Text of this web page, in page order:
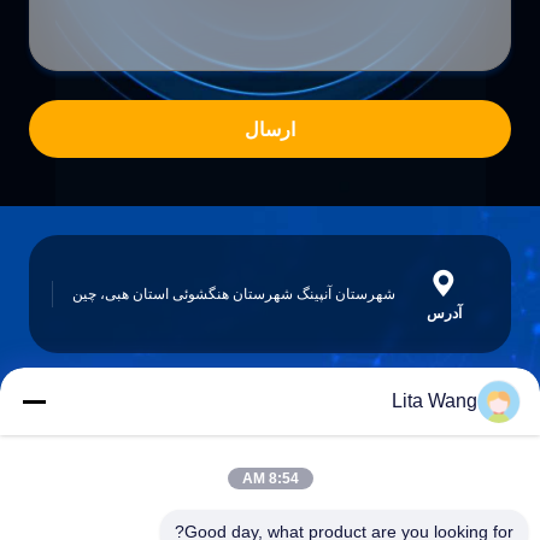
ارسال
آدرس
شهرستان آنپینگ شهرستان هنگشوئی استان هبی، چین
lita@screenmeshnet.com
Lita Wang
8:54 AM
Good day, what product are you looking for?